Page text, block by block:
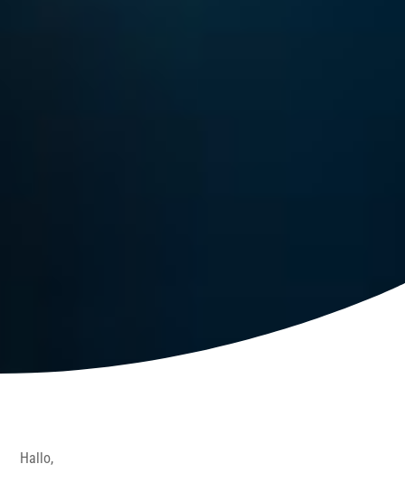
Hallo,